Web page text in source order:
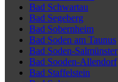
Bad Schwartau
Bad Segeberg
Bad Sobernheim
Bad Soden am Taunus
Bad Soden-Salmünster
Bad Sooden-Allendorf
Bad Staffelstein